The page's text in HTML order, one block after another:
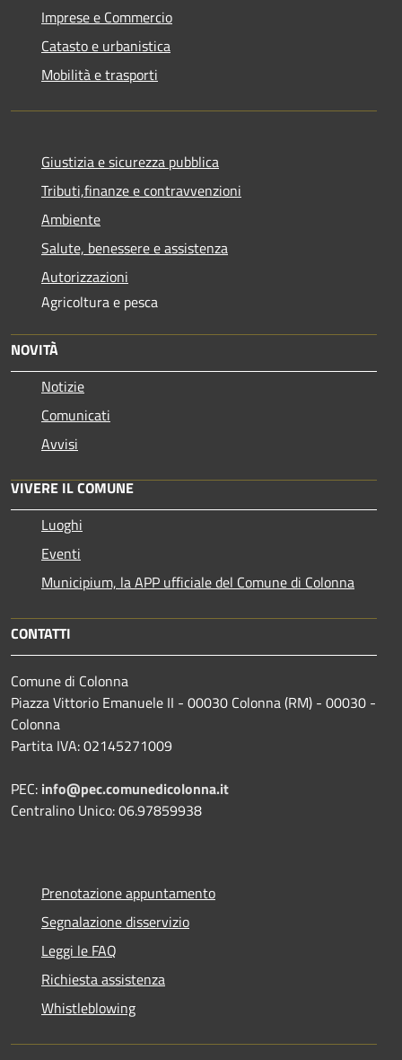
Imprese e Commercio
Catasto e urbanistica
Mobilità e trasporti
Giustizia e sicurezza pubblica
Tributi,finanze e contravvenzioni
Ambiente
Salute, benessere e assistenza
Autorizzazioni
Agricoltura e pesca
NOVITÀ
Notizie
Comunicati
Avvisi
VIVERE IL COMUNE
Luoghi
Eventi
Municipium, la APP ufficiale del Comune di Colonna
CONTATTI
Comune di Colonna
Piazza Vittorio Emanuele II - 00030 Colonna (RM) - 00030 -
Colonna
Partita IVA: 02145271009
PEC: info@pec.comunedicolonna.it
Centralino Unico: 06.97859938
Prenotazione appuntamento
Segnalazione disservizio
Leggi le FAQ
Richiesta assistenza
Whistleblowing